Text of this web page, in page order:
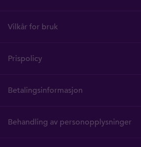
Vilkår for bruk
Prispolicy
Betalingsinformasjon
Behandling av personopplysninger